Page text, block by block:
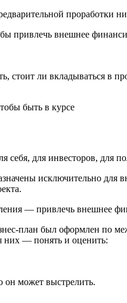
проработки
привлечь внешнее
стоит ли вкладываться в
быть в курсе
для инвесторов, для
исключительно для
— привлечь внешнее
план был оформлен по
них — понять и оценить:
он может выстрелить.